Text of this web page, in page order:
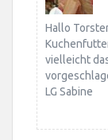
Hallo
vielleicht
LG Sabine